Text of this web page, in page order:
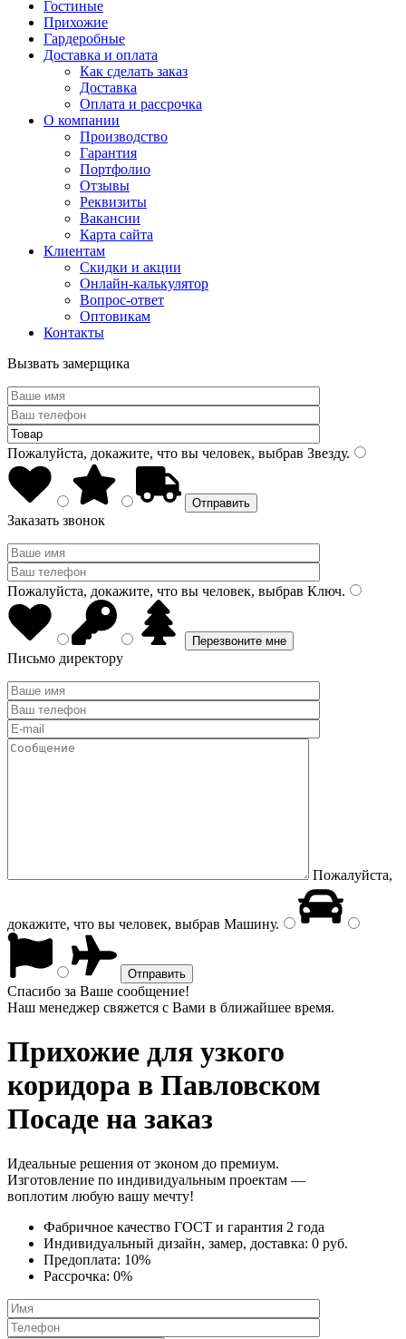
Гостиные
Прихожие
Гардеробные
Доставка и оплата
Как сделать заказ
Доставка
Оплата и рассрочка
О компании
Производство
Гарантия
Портфолио
Отзывы
Реквизиты
Вакансии
Карта сайта
Клиентам
Скидки и акции
Онлайн-калькулятор
Вопрос-ответ
Оптовикам
Контакты
Вызвать замерщика
Пожалуйста, докажите, что вы человек, выбрав Звезду.
Заказать звонок
Пожалуйста, докажите, что вы человек, выбрав Ключ.
Письмо директору
Пожалуйста,
докажите, что вы человек, выбрав Машину.
Спасибо за Ваше сообщение!
Наш менеджер свяжется с Вами в ближайшее время.
Прихожие для узкого
коридора в Павловском
Посаде на заказ
Идеальные решения от эконом до премиум.
Изготовление по индивидуальным проектам —
воплотим любую вашу мечту!
Фабричное качество ГОСТ и гарантия 2 года
Индивидуальный дизайн, замер, доставка: 0 руб.
Предоплата: 10%
Рассрочка: 0%